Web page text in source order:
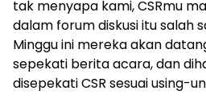
tak menyapa kami, CSRmu
dalam forum diskusi itu salah
Minggu ini mereka akan
sepekati berita acara, dan
disepekati CSR sesuai using-